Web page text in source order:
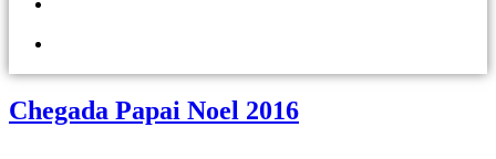
Chegada Papai Noel 2016